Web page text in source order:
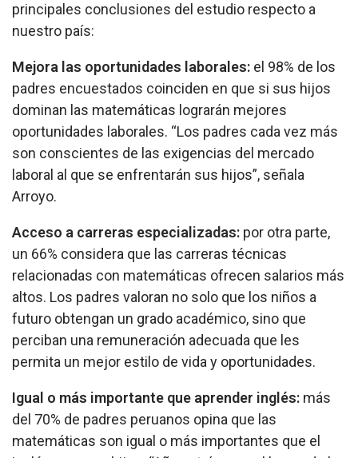
principales conclusiones del estudio respecto a
nuestro país:
Mejora las oportunidades laborales: el 98% de los
padres encuestados coinciden en que si sus hijos
dominan las matemáticas lograrán mejores
oportunidades laborales. “Los padres cada vez más
son conscientes de las exigencias del mercado
laboral al que se enfrentarán sus hijos”, señala
Arroyo.
Acceso a carreras especializadas: por otra parte,
un 66% considera que las carreras técnicas
relacionadas con matemáticas ofrecen salarios más
altos. Los padres valoran no solo que los niños a
futuro obtengan un grado académico, sino que
perciban una remuneración adecuada que les
permita un mejor estilo de vida y oportunidades.
Igual o más importante que aprender inglés: más
del 70% de padres peruanos opina que las
matemáticas son igual o más importantes que el